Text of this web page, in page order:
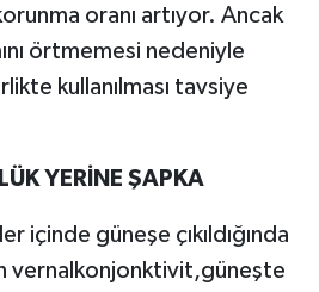
oranı artıyor. Ancak
örtmemesi nedeniyle
kullanılması tavsiye
YERİNE ŞAPKA
içinde güneşe çıkıldığında
vernalkonjonktivit,güneşte